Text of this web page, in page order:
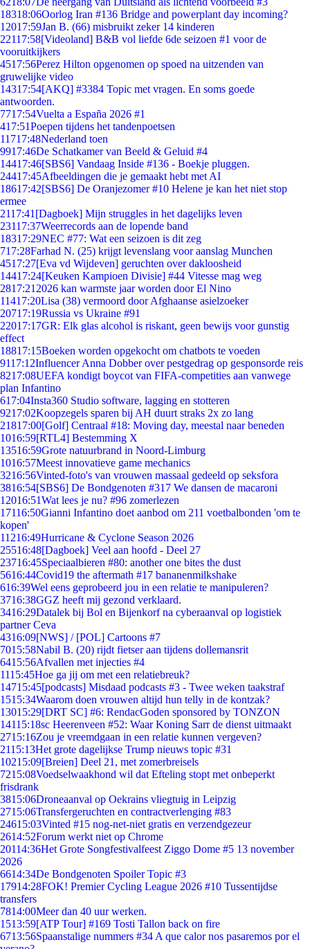
18318:06Oorlog Iran #136 Bridge and powerplant day incoming?
12017:59Jan B. (66) misbruikt zeker 14 kinderen
22117:58[Videoland] B&B vol liefde 6de seizoen #1 voor de
vooruitkijkers
4517:56Perez Hilton opgenomen op spoed na uitzenden van
gruwelijke video
14317:54[AKQ] #3384 Topic met vragen. En soms goede
antwoorden.
7717:54Vuelta a España 2026 #1
417:51Poepen tijdens het tandenpoetsen
11717:48Nederland toen
9917:46De Schatkamer van Beeld & Geluid #4
14417:46[SBS6] Vandaag Inside #136 - Boekje pluggen.
24417:45Afbeeldingen die je gemaakt hebt met AI
18617:42[SBS6] De Oranjezomer #10 Helene je kan het niet stop
ermee
2117:41 [Dagboek] Mijn struggles in het dagelijks leven
23117:37Weerrecords aan de lopende band
18317:29NEC #77: Wat een seizoen is dit zeg
717:28Farhad N. (25) krijgt levenslang voor aanslag Munchen
4517:27[Eva vd Wijdeven] geruchten over dakloosheid
14417:24[Keuken Kampioen Divisie] #44 Vitesse mag weg
2817:21 2026 kan warmste jaar worden door El Nino
11417:20Lisa (38) vermoord door Afghaanse asielzoeker
20717:19Russia vs Ukraine #91
22017:17GR: Elk glas alcohol is riskant, geen bewijs voor gunstig
effect
18817:15Boeken worden opgekocht om chatbots te voeden
9117:12Influencer Anna Dobber over pestgedrag op gesponsorde reis
8217:08UEFA kondigt boycot van FIFA-competities aan vanwege
plan Infantino
617:04Insta360 Studio software, lagging en stotteren
9217:02Koopzegels sparen bij AH duurt straks 2x zo lang
21817:00[Golf] Centraal #18: Moving day, meestal naar beneden
1016:59[RTL4] Bestemming X
13516:59Grote natuurbrand in Noord-Limburg
1016:57Meest innovatieve game mechanics
3216:56Vinted-foto's van vrouwen massaal gedeeld op seksfora
3816:54[SBS6] De Bondgenoten #317 We dansen de macaroni
12016:51Wat lees je nu? #96 zomerlezen
17116:50Gianni Infantino doet aanbod om 211 voetbalbonden 'om te
kopen'
11216:49Hurricane & Cyclone Season 2026
25516:48[Dagboek] Veel aan hoofd - Deel 27
23716:45Speciaalbieren #80: another one bites the dust
5616:44Covid19 the aftermath #17 bananenmilkshake
616:39Wel eens geprobeerd jou in een relatie te manipuleren?
3716:38GGZ heeft mij gezond verklaard.
3416:29Datalek bij Bol en Bijenkorf na cyberaanval op logistiek
partner Ceva
4316:09[NWS] / [POL] Cartoons #7
7015:58Nabil B. (20) rijdt fietser aan tijdens dollemansrit
6415:56Afvallen met injecties #4
1115:45Hoe ga jij om met een relatiebreuk?
14715:45[podcasts] Misdaad podcasts #3 - Twee weken taakstraf
1515:34Waarom doen vrouwen altijd hun telly in de kontzak?
13015:29[DRT SC] #6: RendacGoden sponsored by TONZON
14115:18sc Heerenveen #52: Waar Koning Sarr de dienst uitmaakt
2715:16Zou je vreemdgaan in een relatie kunnen vergeven?
2115:13Het grote dagelijkse Trump nieuws topic #31
10215:09[Breien] Deel 21, met zomerbreisels
7215:08Voedselwaakhond wil dat Efteling stopt met onbeperkt
frisdrank
3815:06Droneaanval op Oekrains vliegtuig in Leipzig
2715:06Transfergeruchten en contractverlenging #83
24615:03Vinted #15 nog-net-niet gratis en verzendgezeur
2614:52Forum werkt niet op Chrome
20114:36Het Grote Songfestivalfeest Ziggo Dome #5 13 november
2026
6614:34De Bondgenoten Spoiler Topic #3
17914:28FOK! Premier Cycling League 2026 #10 Tussentijdse
transfers
7814:00Meer dan 40 uur werken.
1513:59[ATP Tour] #169 Tosti Tallon back on fire
6713:56Spaanstalige nummers #34 A que calor nos pasaremos por el